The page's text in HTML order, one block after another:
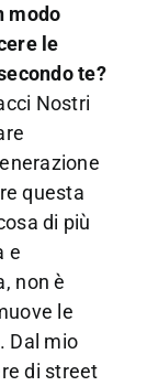
modo
le
te?
Nostri
questa
di più
e
non è
le
Dal mio
di street